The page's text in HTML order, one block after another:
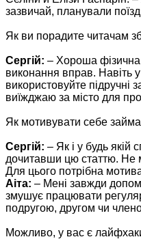
зазвичай, планували
Як ви порадите читачам
Сергій: – Хороша фізична
виконання вправ. Навіть
використовуйте
виїжджаю за місто для
Як мотивувати себе
Сергій: – Як і у будь якій
дочитавши цю статтю. Не
Для цього потрібна
Аіта: – Мені завжди
змушує працювати
подругою, другом чи
Можливо, у вас є